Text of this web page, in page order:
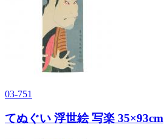
03-751
てぬぐい 浮世絵 写楽 35×93cm